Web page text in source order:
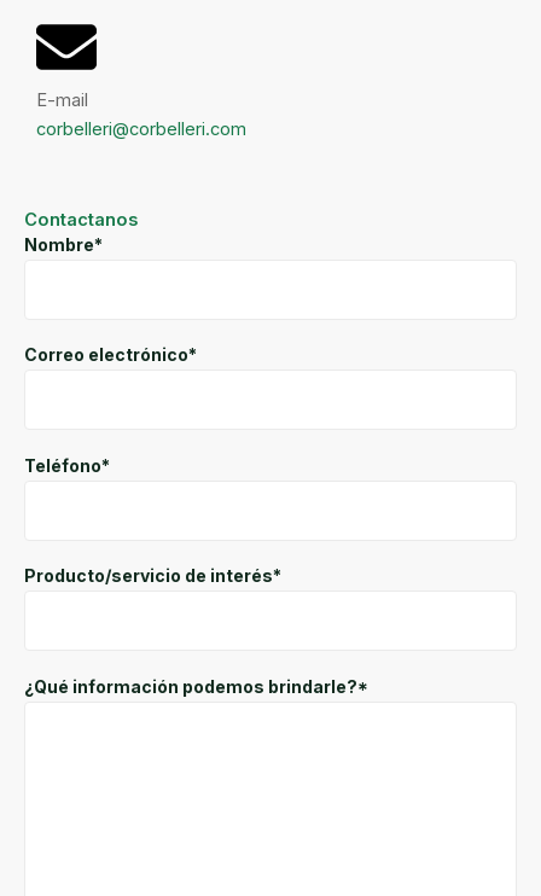
E-mail
corbelleri@corbelleri.com
Contactanos
Nombre*
Correo electrónico*
Teléfono*
Producto/servicio de interés*
¿Qué información podemos brindarle?*